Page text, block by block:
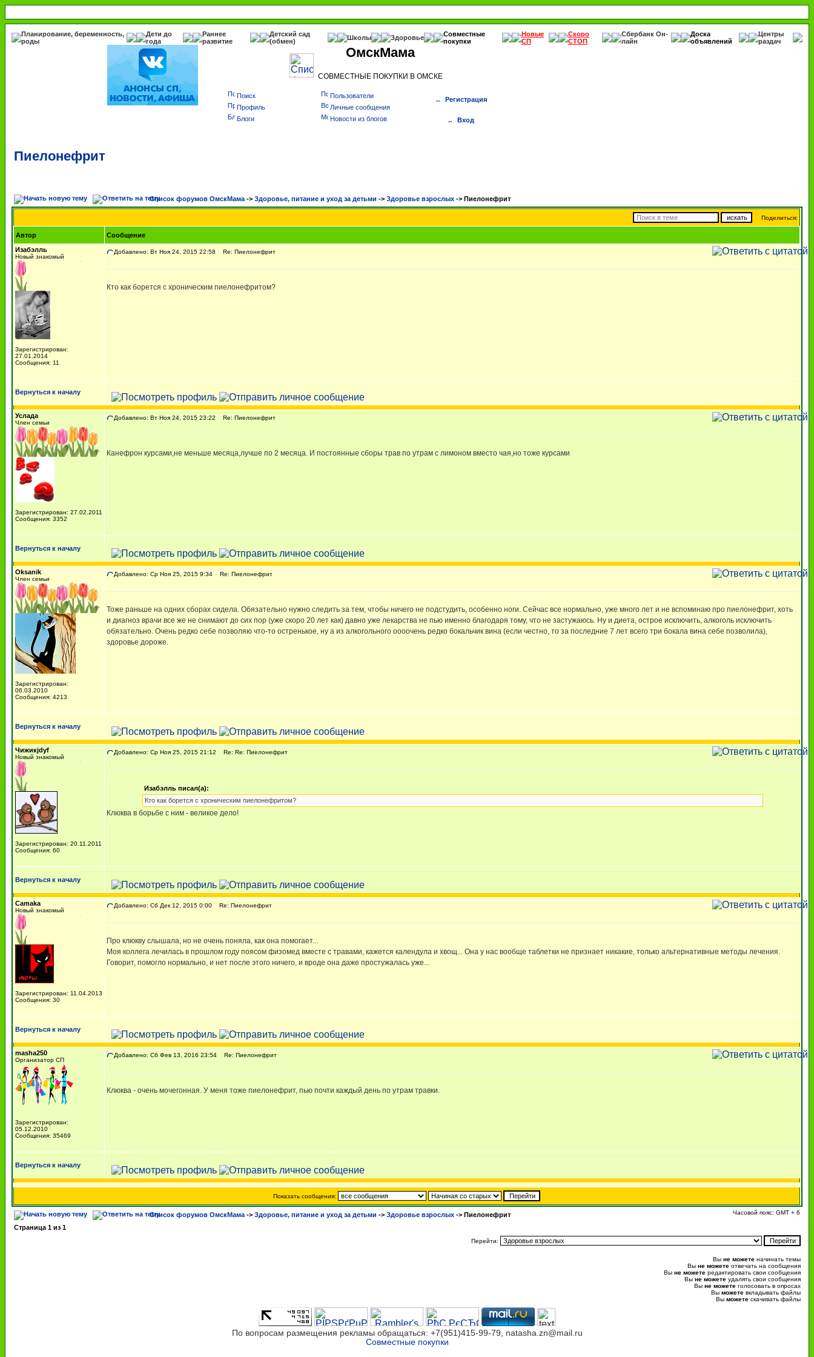
Планирование, беременность,
роды
Дети до
года
Раннее
развитие
Детский сад
(обмен)
Школы Здоровье
Совместные
покупки
Новые
СП
Скоро
СТОП
Сбербанк Он-
лайн
Доска
объявлений
Центры
раздач
ОмскМама
СОВМЕСТНЫЕ ПОКУПКИ В ОМСКЕ
Поиск
Пользователи
Профиль
Личные сообщения
Блоги
Новости из блогов
Регистрация
Вход
Пиелонефрит
Список форумов ОмскМама -> Здоровье, питание и уход за детьми -> Здоровье взрослых -> Пиелонефрит
Поделиться:
Автор
Сообщение
Изабэлль
Новый знакомый
Зарегистрирован:
27.01.2014
Сообщения: 11
Добавлено: Вт Ноя 24, 2015 22:58 Re: Пиелонефрит
Кто как борется с хроническим пиелонефритом?
Вернуться к началу
Услада
Член семьи
Зарегистрирован: 27.02.2011
Сообщения: 3352
Добавлено: Вт Ноя 24, 2015 23:22 Re: Пиелонефрит
Канефрон курсами,не меньше месяца,лучше по 2 месяца. И постоянные сборы трав по утрам с лимоном вместо чая,но тоже курсами
Вернуться к началу
Oksanik
Член семьи
Зарегистрирован:
06.03.2010
Сообщения: 4213
Добавлено: Ср Ноя 25, 2015 9:34 Re: Пиелонефрит
Тоже раньше на одних сборах сидела. Обязательно нужно следить за тем, чтобы ничего не подстудить, особенно ноги. Сейчас все нормально, уже много лет и не вспоминаю про пиелонефрит, хоть
и диагноз врачи все же не снимают до сих пор (уже скоро 20 лет как) давно уже лекарства не пью именно благодаря тому, что не застужаюсь. Ну и диета, острое исключить, алкоголь исключить
обязательно. Очень редко себе позволяю что-то остренькое, ну а из алкогольного оооочень редко бокальчик вина (если честно, то за последние 7 лет всего три бокала вина себе позволила),
здоровье дороже.
Вернуться к началу
Чижикjdyf
Новый знакомый
Зарегистрирован: 20.11.2011
Сообщения: 60
Добавлено: Ср Ноя 25, 2015 21:12 Re: Re: Пиелонефрит
Изабэлль писал(а):
Кто как борется с хроническим пиелонефритом?
Клюква в борьбе с ним - великое дело!
Вернуться к началу
Camaka
Новый знакомый
Зарегистрирован: 11.04.2013
Сообщения: 30
Добавлено: Сб Дек 12, 2015 0:00 Re: Пиелонефрит
Про клюкву слышала, но не очень поняла, как она помогает...
Моя коллега лечилась в прошлом году поясом физомед вместе с травами, кажется календула и хвощ... Она у нас вообще таблетки не признает никакие, только альтернативные методы лечения.
Говорит, помогло нормально, и нет после этого ничего, и вроде она даже простужалась уже...
Вернуться к началу
masha250
Организатор СП
Зарегистрирован:
05.12.2010
Сообщения: 35469
Добавлено: Сб Фев 13, 2016 23:54 Re: Пиелонефрит
Клюква - очень мочегонная. У меня тоже пиелонефрит, пью почти каждый день по утрам травки.
Вернуться к началу
Показать сообщения:
Список форумов ОмскМама -> Здоровье, питание и уход за детьми -> Здоровье взрослых -> Пиелонефрит Часовой пояс: GMT + 6
Страница 1 из 1
Перейти:
Вы не можете начинать темы
Вы не можете отвечать на сообщения
Вы не можете редактировать свои сообщения
Вы не можете удалять свои сообщения
Вы не можете голосовать в опросах
Вы можете вкладывать файлы
Вы можете скачивать файлы
По вопросам размещения рекламы обращаться: +7(951)415-99-79, natasha.zn@mail.ru
Совместные покупки